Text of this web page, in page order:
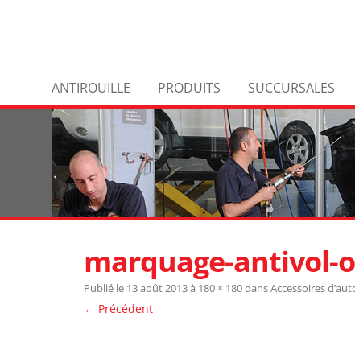
au
contenu
ANTIROUILLE
POUR ENTREPRISE
AVANTAGES DURA TECH
PRODUITS SUCCURSALES
marquage-antivol-
Publié le 13 août 2013à 180 × 180dansAccessoires
← Précédent